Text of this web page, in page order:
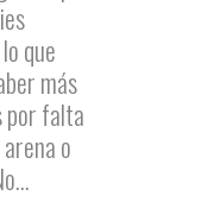
que
más
por falta
o